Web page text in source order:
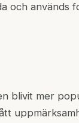
och används
blivit mer